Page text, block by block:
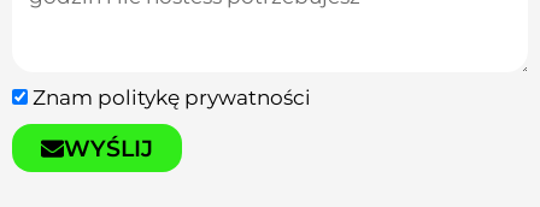
Znam politykę prywatności
WYŚLIJ